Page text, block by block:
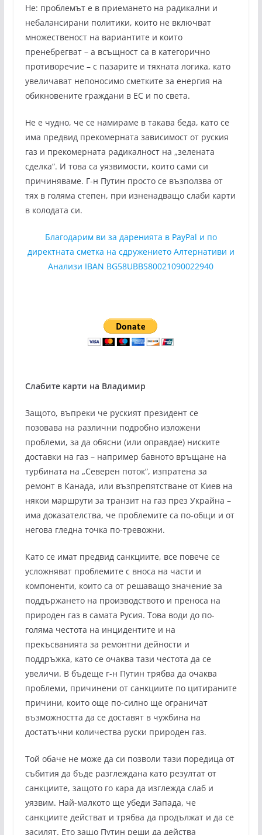
Не: проблемът е в приемането на радикални и
небалансирани политики, които не включват
множественост на вариантите и които
пренебрегват – а всъщност са в категорично
противоречие – с пазарите и тяхната логика, като
увеличават непоносимо сметките за енергия на
обикновените граждани в ЕС и по света.
Не е чудно, че се намираме в такава беда, като се
има предвид прекомерната зависимост от руския
газ и прекомерната радикалност на „зелената
сделка“. И това са уязвимости, които сами си
причиняваме. Г-н Путин просто се възползва от
тях в голяма степен, при изненадващо слаби карти
в колодата си.
Благодарим ви за даренията в PayPal и по
директната сметка на сдружението Алтернативи и
Анализи IBAN BG58UBBS80021090022940
Слабите карти на Владимир
Защото, въпреки че руският президент се
позовава на различни подробно изложени
проблеми, за да обясни (или оправдае) ниските
доставки на газ – например бавното връщане на
турбината на „Северен поток“, изпратена за
ремонт в Канада, или възпрепятстване от Киев на
някои маршрути за транзит на газ през Украйна –
има доказателства, че проблемите са по-общи и от
негова гледна точка по-тревожни.
Като се имат предвид санкциите, все повече се
усложняват проблемите с вноса на части и
компоненти, които са от решаващо значение за
поддържането на производството и преноса на
природен газ в самата Русия. Това води до по-
голяма честота на инцидентите и на
прекъсванията за ремонтни дейности и
поддръжка, като се очаква тази честота да се
увеличи. В бъдеще г-н Путин трябва да очаква
проблеми, причинени от санкциите по цитираните
причини, които още по-силно ще ограничат
възможността да се доставят в чужбина на
достатъчни количества руски природен газ.
Той обаче не може да си позволи тази поредица от
събития да бъде разглеждана като резултат от
санкциите, защото го кара да изглежда слаб и
уязвим. Най-малкото ще убеди Запада, че
санкциите действат и трябва да продължат и да се
засилят. Ето защо Путин реши да действа